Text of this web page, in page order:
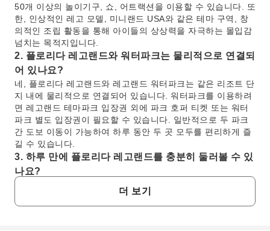
50개 이상의 놀이기구, 쇼, 어트랙션을 이용할 수 있습니다. 또
한, 인상적인 레고 모델, 미니랜드 USA와 같은 테마 구역, 창
의적인 조립 활동을 통해 아이들의 상상력을 자극하는 몰입감
넘치는 목적지입니다.
2. 플로리다 레고랜드와 워터파크는 물리적으로 연결되
어 있나요?
네, 플로리다 레고랜드와 레고랜드 워터파크는 같은 리조트 단
지 내에 물리적으로 연결되어 있습니다. 워터파크를 이용하려
면 레고랜드 테마파크 입장권 외에 파크 호퍼 티켓 또는 워터
파크 별도 입장권이 필요할 수 있습니다. 일반적으로 두 파크
간 도보 이동이 가능하여 하루 동안 두 곳 모두를 편리하게 즐
길 수 있습니다.
3. 하루 만에 플로리다 레고랜드를 충분히 둘러볼 수 있
나요?
플로리다 레고랜드는 하루 만에도 방문이 가능하지만, 50개
이상의 모든 놀이기구, 쇼, 어트랙션을 충분히 경험하기는 어
려울 수 있습니다. 특히 성수기에는 더욱 그렇습니다. 많은 가
더 보기